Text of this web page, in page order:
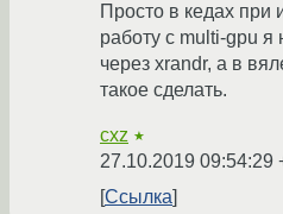
Просто в кедах при
работу с multi-gpu я
через xrandr, а в
такое сделать.
cxz ★
27.10.2019 09:54:29
Ссылка